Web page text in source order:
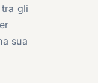
gli
sua